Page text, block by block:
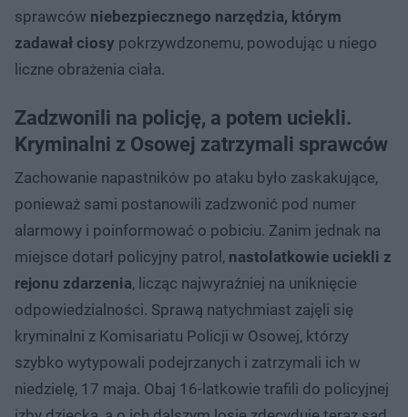
sprawców niebezpiecznego narzędzia, którym
zadawał ciosy pokrzywdzonemu, powodując u niego
liczne obrażenia ciała.
Zadzwonili na policję, a potem uciekli.
Kryminalni z Osowej zatrzymali sprawców
Zachowanie napastników po ataku było zaskakujące,
ponieważ sami postanowili zadzwonić pod numer
alarmowy i poinformować o pobiciu. Zanim jednak na
miejsce dotarł policyjny patrol, nastolatkowie uciekli z
rejonu zdarzenia, licząc najwyraźniej na uniknięcie
odpowiedzialności. Sprawą natychmiast zajęli się
kryminalni z Komisariatu Policji w Osowej, którzy
szybko wytypowali podejrzanych i zatrzymali ich w
niedzielę, 17 maja. Obaj 16-latkowie trafili do policyjnej